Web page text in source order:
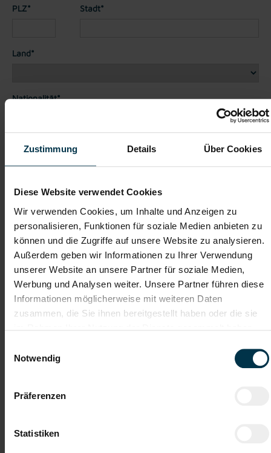
Zustimmung Details Über Cookies
Diese Website verwendet Cookies
Wir verwenden Cookies, um Inhalte und Anzeigen zu
personalisieren, Funktionen für soziale Medien anbieten zu
können und die Zugriffe auf unsere Website zu analysieren.
Außerdem geben wir Informationen zu Ihrer Verwendung
unserer Website an unsere Partner für soziale Medien,
Werbung und Analysen weiter. Unsere Partner führen diese
Informationen möglicherweise mit weiteren Daten
zusammen, die Sie ihnen bereitgestellt haben oder die sie
Notwendig
Präferenzen
Statistiken
PLZ* Stadt*
Land*
Nationalität*
Dateianhänge (max. 30MB gesamt - Bilder, Word oder PDF)
Lebenslauf
Bewerbungsschreiben
Empfehlungschreiben / Zeugnisse